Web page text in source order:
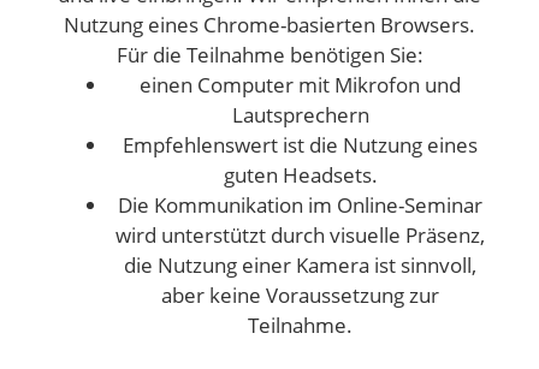
Nutzung eines Chrome-basierten Browsers.
Für die Teilnahme benötigen Sie:
einen Computer mit Mikrofon und
Lautsprechern
Empfehlenswert ist die Nutzung eines
guten Headsets.
Die Kommunikation im Online-Seminar
wird unterstützt durch visuelle Präsenz,
die Nutzung einer Kamera ist sinnvoll,
aber keine Voraussetzung zur
Teilnahme.